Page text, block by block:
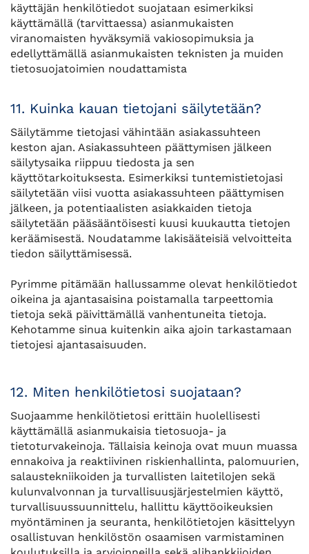
käyttäjän henkilötiedot suojataan esimerkiksi
käyttämällä (tarvittaessa) asianmukaisten
viranomaisten hyväksymiä vakiosopimuksia ja
edellyttämällä asianmukaisten teknisten ja muiden
tietosuojatoimien noudattamista
11. Kuinka kauan tietojani säilytetään?
Säilytämme tietojasi vähintään asiakassuhteen
keston ajan. Asiakassuhteen päättymisen jälkeen
säilytysaika riippuu tiedosta ja sen
käyttötarkoituksesta. Esimerkiksi tuntemistietojasi
säilytetään viisi vuotta asiakassuhteen päättymisen
jälkeen, ja potentiaalisten asiakkaiden tietoja
säilytetään pääsääntöisesti kuusi kuukautta tietojen
keräämisestä. Noudatamme lakisääteisiä velvoitteita
tiedon säilyttämisessä.
​​​​​​​Pyrimme pitämään hallussamme olevat henkilötiedot
oikeina ja ajantasaisina poistamalla tarpeettomia
tietoja sekä päivittämällä vanhentuneita tietoja.
Kehotamme sinua kuitenkin aika ajoin tarkastamaan
tietojesi ajantasaisuuden.
12. Miten henkilötietosi suojataan?
Suojaamme henkilötietosi erittäin huolellisesti
käyttämällä asianmukaisia tietosuoja- ja
tietoturvakeinoja. Tällaisia keinoja ovat muun muassa
ennakoiva ja reaktiivinen riskienhallinta, palomuurien,
salaustekniikoiden ja turvallisten laitetilojen sekä
kulunvalvonnan ja turvallisuusjärjestelmien käyttö,
turvallisuussuunnittelu, hallittu käyttöoikeuksien
myöntäminen ja seuranta, henkilötietojen käsittelyyn
osallistuvan henkilöstön osaamisen varmistaminen